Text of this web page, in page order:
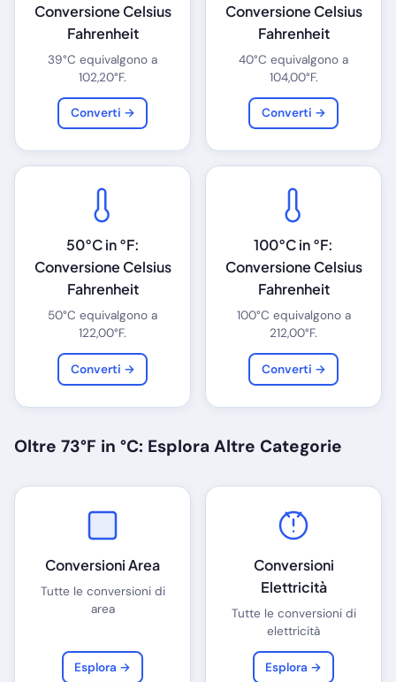
Conversione Celsius
Fahrenheit
39°C equivalgono a
102,20°F.
Converti →
Conversione Celsius
Fahrenheit
40°C equivalgono a
104,00°F.
Converti →
50°C in °F:
Conversione Celsius
Fahrenheit
50°C equivalgono a
122,00°F.
Converti →
100°C in °F:
Conversione Celsius
Fahrenheit
100°C equivalgono a
212,00°F.
Converti →
Oltre 73°F in °C: Esplora Altre Categorie
Conversioni Area
Tutte le conversioni di
area
Esplora →
Conversioni
Elettricità
Tutte le conversioni di
elettricità
Esplora →